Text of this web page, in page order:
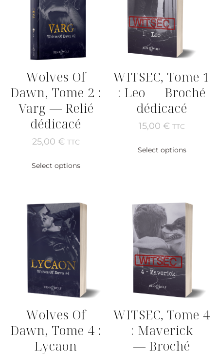
Wolves Of
Dawn, Tome 2 :
Varg — Relié
dédicacé
25,00€ TTC
Select options
WITSEC, Tome 1
: Leo — Broché
dédicacé
15,00€ TTC
Select options
Wolves Of
Dawn, Tome 4 :
Lycaon
WITSEC, Tome 4
: Maverick
— Broché